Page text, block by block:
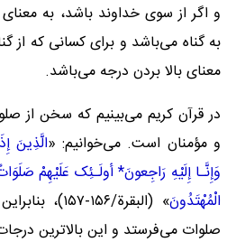
و اگر از سوی خداوند باشد، به
به گناه می‌باشد و برای کسانی که از
معنای بالا بردن درجه می‌باشد.
در قرآن کریم می‌بینیم که سخن از
و مؤمنان است. می‌خوانیم: «الَّذِینَ
وَإِنَّـا إِلَیْهِ رَاجِعونَ* أولَـئِک عَلَیْهِمْ
الْمُهْتَدُونَ
» (البقرة/
صلوات می‌فرستد و این بالا‌ترین